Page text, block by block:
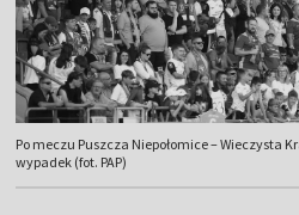
Po meczu Puszcza Niepołomice – Wieczysta
wypadek (fot. PAP)